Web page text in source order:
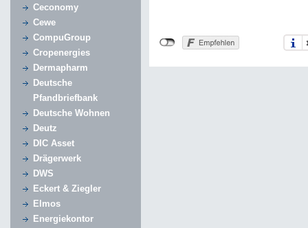
Ceconomy
Cewe
CompuGroup
Cropenergies
Dermapharm
Deutsche
Pfandbriefbank
Deutsche Wohnen
Deutz
DIC Asset
Drägerwerk
DWS
Eckert & Ziegler
Elmos
Energiekontor